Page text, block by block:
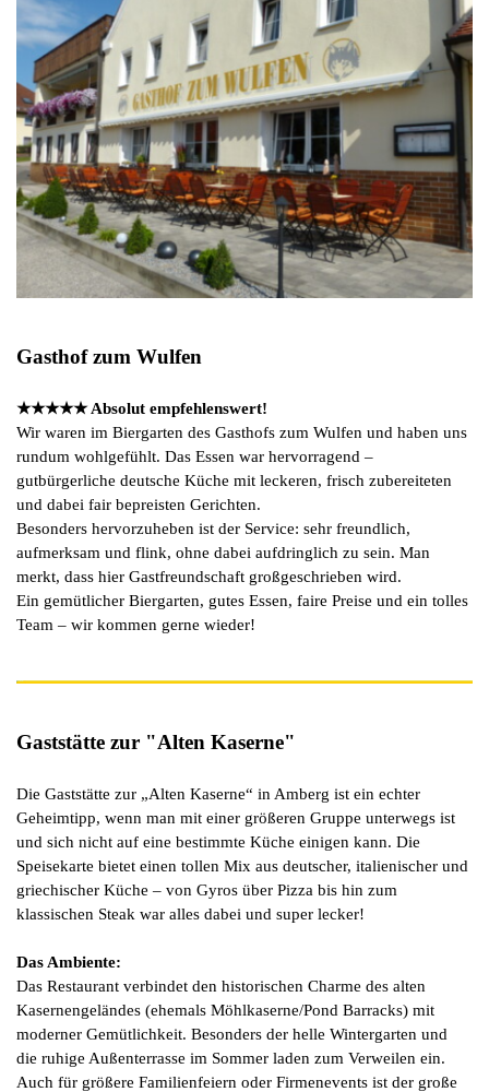
Gasthof zum Wulfen
★★★★★ Absolut empfehlenswert!
Wir waren im Biergarten des Gasthofs zum Wulfen und haben uns
rundum wohlgefühlt. Das Essen war hervorragend –
gutbürgerliche deutsche Küche mit leckeren, frisch zubereiteten
und dabei fair bepreisten Gerichten.
Besonders hervorzuheben ist der Service: sehr freundlich,
aufmerksam und flink, ohne dabei aufdringlich zu sein. Man
merkt, dass hier Gastfreundschaft großgeschrieben wird.
Ein gemütlicher Biergarten, gutes Essen, faire Preise und ein tolles
Team – wir kommen gerne wieder!
Gaststätte zur "Alten Kaserne"
Die Gaststätte zur „Alten Kaserne“ in Amberg ist ein echter
Geheimtipp, wenn man mit einer größeren Gruppe unterwegs ist
und sich nicht auf eine bestimmte Küche einigen kann. Die
Speisekarte bietet einen tollen Mix aus deutscher, italienischer und
griechischer Küche – von Gyros über Pizza bis hin zum
klassischen Steak war alles dabei und super lecker!
Das Ambiente:
Das Restaurant verbindet den historischen Charme des alten
Kasernengeländes (ehemals Möhlkaserne/Pond Barracks) mit
moderner Gemütlichkeit. Besonders der helle Wintergarten und
die ruhige Außenterrasse im Sommer laden zum Verweilen ein.
Auch für größere Familienfeiern oder Firmenevents ist der große